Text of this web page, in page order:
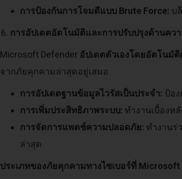
การป้องกันการโจมตีแบบ Brute Force: บ
การอัปเดตอัตโนมัติและการปรับปรุงด้านคว
Microsoft Defender อัปเดตตัวเองโดยอัตโนมั
จากภัยคุกคามล่าสุดอยู่เสมอ
การอัปเดตฐานข้อมูลไวรัสเป็นประจำ: ป้อ
การเพิ่มประสิทธิภาพระบบ: ทำงานเบื้องห
การจัดการแพตช์ความปลอดภัย: ทำงานร่
ล่าสุด
ประเภทของภัยคุกคามทางไซเบอร์ที่